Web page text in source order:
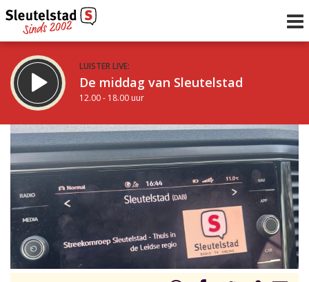
LUISTER LIVE:
De middag van Sleutelstad
12.00 - 18.00 uur
STRAKS:
De avond van Sleutelstad
18.00 - 21.00 uur
Vorig uur
uur 1 van 0 Volgend uur